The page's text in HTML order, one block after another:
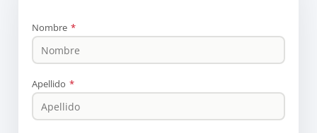
Nombre *
Apellido *